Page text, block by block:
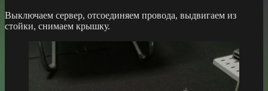
Выключаем сервер, отсоединяем провода, выдвигаем из
стойки, снимаем крышку.